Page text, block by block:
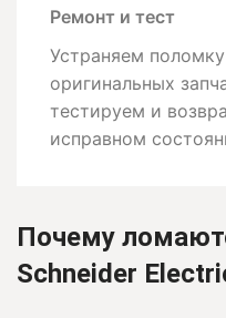
Ремонт и тест
Устраняем
оригинальных
тестируем и
исправном
Почему
Schneider